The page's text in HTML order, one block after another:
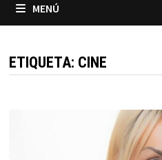
MENÚ
ETIQUETA: CINE